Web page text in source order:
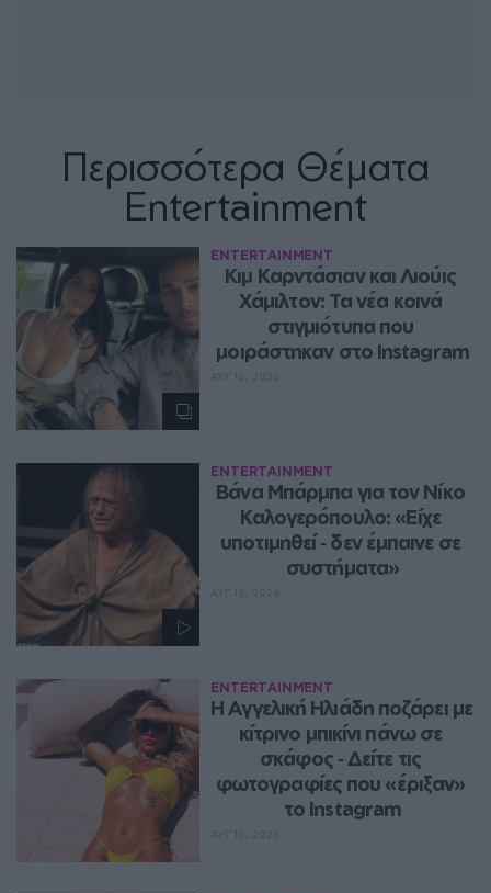
Περισσότερα Θέματα
Entertainment
ENTERTAINMENT
Κιμ Καρντάσιαν και Λιούις
Χάμιλτον: Τα νέα κοινά
στιγμιότυπα που
μοιράστηκαν στο Instagram
ENTERTAINMENT
Βάνα Μπάρμπα για τον Νίκο
Καλογερόπουλο: «Είχε
υποτιμηθεί ‑ δεν έμπαινε σε
συστήματα»
ENTERTAINMENT
Η Αγγελική Ηλιάδη ποζάρει με
κίτρινο μπικίνι πάνω σε
σκάφος ‑ Δείτε τις
φωτογραφίες που «έριξαν»
το Instagram